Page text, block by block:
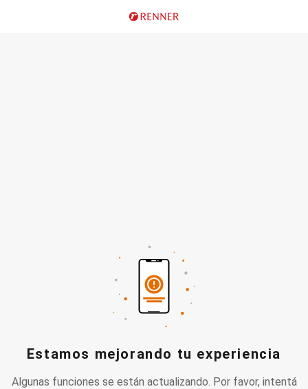
Estamos mejorando tu experiencia
Algunas funciones se están actualizando. Por favor, intentá